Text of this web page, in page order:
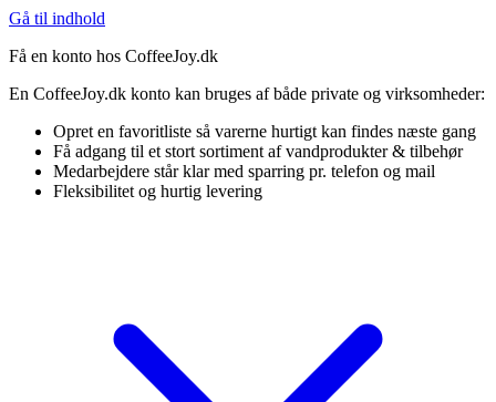
Gå til indhold
Få en konto hos CoffeeJoy.dk
En CoffeeJoy.dk konto kan bruges af både private og virksomheder:
Opret en favoritliste så varerne hurtigt kan findes næste gang
Få adgang til et stort sortiment af vandprodukter & tilbehør
Medarbejdere står klar med sparring pr. telefon og mail
Fleksibilitet og hurtig levering